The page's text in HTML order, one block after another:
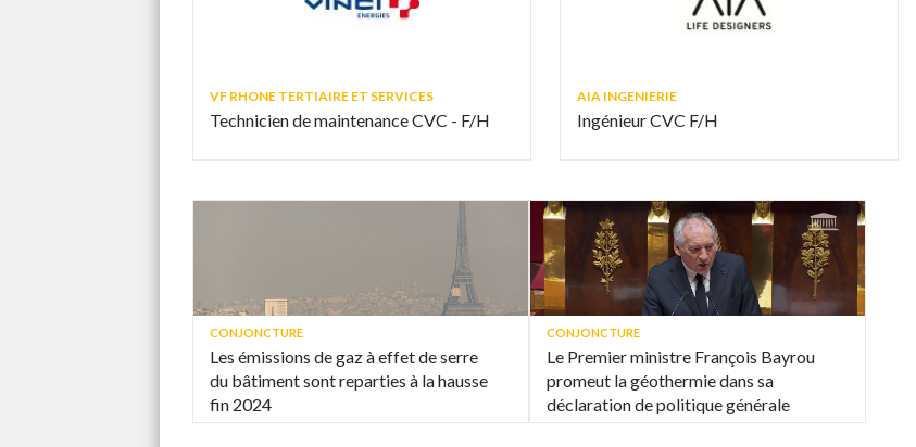
VF RHONE TERTIAIRE ET SERVICES
Technicien de maintenance CVC - F/H
AIA INGENIERIE
Ingénieur CVC F/H
CONJONCTURE
Les émissions de gaz à effet de serre
du bâtiment sont reparties à la hausse
fin 2024
CONJONCTURE
Le Premier ministre François Bayrou
promeut la géothermie dans sa
déclaration de politique générale